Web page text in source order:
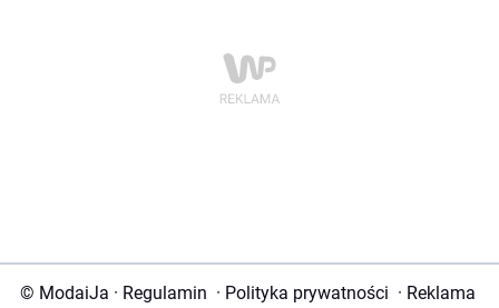
© ModaiJa · Regulamin · Polityka prywatności · Reklama